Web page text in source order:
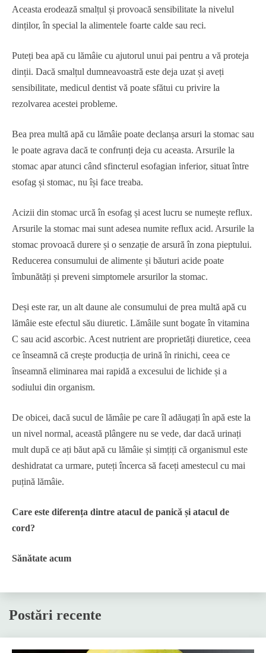
Aceasta erodează smalțul și provoacă sensibilitate la nivelul
dinților, în special la alimentele foarte calde sau reci.
Puteți bea apă cu lămâie cu ajutorul unui pai pentru a vă proteja
dinții. Dacă smalțul dumneavoastră este deja uzat și aveți
sensibilitate, medicul dentist vă poate sfătui cu privire la
rezolvarea acestei probleme.
Bea prea multă apă cu lămâie poate declanșa arsuri la stomac sau
le poate agrava dacă te confrunți deja cu aceasta. Arsurile la
stomac apar atunci când sfincterul esofagian inferior, situat între
esofag și stomac, nu își face treaba.
Acizii din stomac urcă în esofag și acest lucru se numește reflux.
Arsurile la stomac mai sunt adesea numite reflux acid. Arsurile la
stomac provoacă durere și o senzație de arsură în zona pieptului.
Reducerea consumului de alimente și băuturi acide poate
îmbunătăți și preveni simptomele arsurilor la stomac.
Deși este rar, un alt daune ale consumului de prea multă apă cu
lămâie este efectul său diuretic. Lămâile sunt bogate în vitamina
C sau acid ascorbic. Acest nutrient are proprietăți diuretice, ceea
ce înseamnă că crește producția de urină în rinichi, ceea ce
înseamnă eliminarea mai rapidă a excesului de lichide și a
sodiului din organism.
De obicei, dacă sucul de lămâie pe care îl adăugați în apă este la
un nivel normal, această plângere nu se vede, dar dacă urinați
mult după ce ați băut apă cu lămâie și simțiți că organismul este
deshidratat ca urmare, puteți încerca să faceți amestecul cu mai
puțină lămâie.
Care este diferența dintre atacul de panică și atacul de
cord?
Sănătate acum
Postări recente